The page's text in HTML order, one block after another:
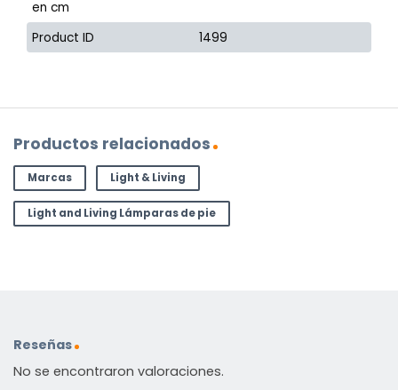
en cm
Product ID 1499
Productos relacionados
Marcas Light & Living
Light and Living Lámparas de pie
Reseñas
No se encontraron valoraciones.